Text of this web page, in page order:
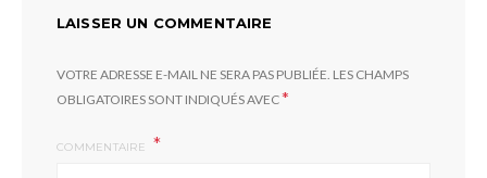
LAISSER UN COMMENTAIRE
VOTRE ADRESSE E-MAIL NE SERA PAS PUBLIÉE. LES CHAMPS
OBLIGATOIRES SONT INDIQUÉS AVEC*
COMMENTAIRE